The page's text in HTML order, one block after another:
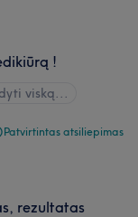
!
viską...
Patvirtintas atsiliepimas
rezultatas